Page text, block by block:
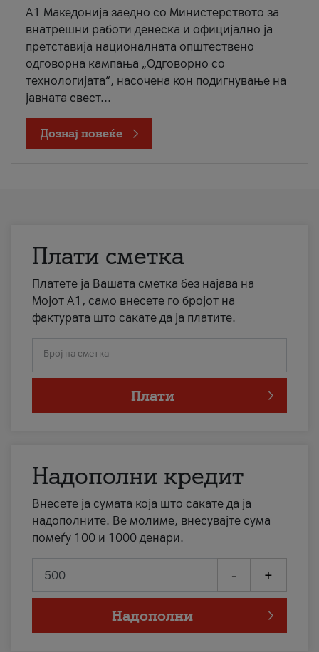
A1 Македонија заедно со Министерството за
внатрешни работи денеска и официјално ја
претставија националната општествено
одговорна кампања „Одговорно со
технологијата“, насочена кон подигнување на
јавната свест...
Дознај повеќе
Плати сметка
Платете ја Вашата сметка без најава на
Мојот А1, само внесете го бројот на
фактурата што сакате да ја платите.
Број на сметка
Плати
Надополни кредит
Внесете ја сумата која што сакате да ја
надополните. Ве молиме, внесувајте сума
помеѓу 100 и 1000 денари.
- +
Надополни